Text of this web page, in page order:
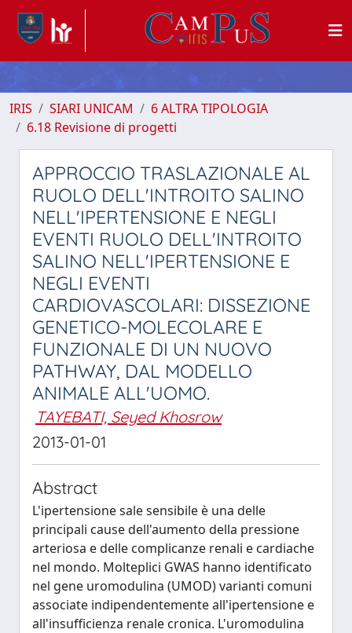
IRIS SIARI UNICAM
6 ALTRA TIPOLOGIA
6.18 Revisione di progetti
APPROCCIO TRASLAZIONALE AL
RUOLO DELL'INTROITO SALINO
NELL'IPERTENSIONE E NEGLI
EVENTI RUOLO DELL'INTROITO
SALINO NELL'IPERTENSIONE E
NEGLI EVENTI
CARDIOVASCOLARI: DISSEZIONE
GENETICO-MOLECOLARE E
FUNZIONALE DI UN NUOVO
PATHWAY, DAL MODELLO
ANIMALE ALL'UOMO.
TAYEBATI, Seyed Khosrow
2013-01-01
Abstract
L'ipertensione sale sensibile è una delle
principali cause dell'aumento della pressione
arteriosa e delle complicanze renali e cardiache
nel mondo. Molteplici GWAS hanno identificato
nel gene uromodulina (UMOD) varianti comuni
associate indipendentemente all'ipertensione e
all'insufficienza renale cronica. L'uromodulina